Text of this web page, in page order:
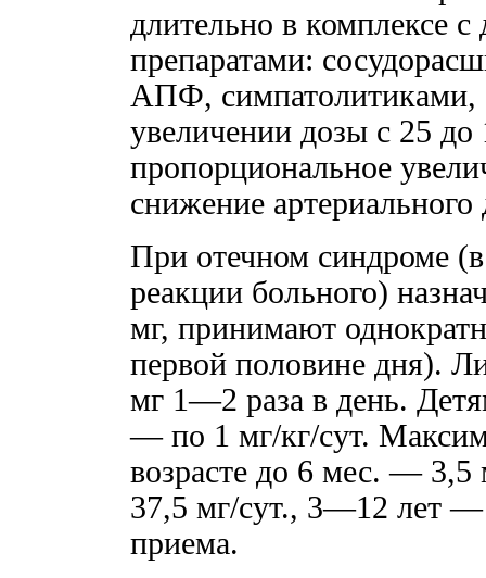
длительно в комплексе
препаратами:
АПФ, симпатолитиками,
увеличении дозы с 25 до
пропорциональное
снижение артериального
При отечном синдроме
реакции больного)
мг, принимают
первой половине дня).
мг 1—2 раза в день.
— по 1 мг/кг/сут.
возрасте до 6 мес. —
37,5 мг/сут., 3—12 лет —
приема.